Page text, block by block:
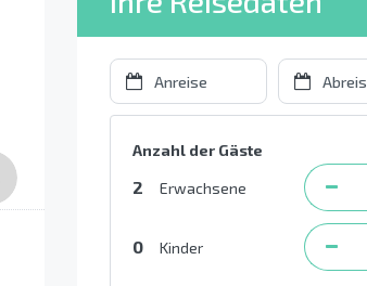
Anzahl der Gäste
2 Erwachsene
0 Kinder